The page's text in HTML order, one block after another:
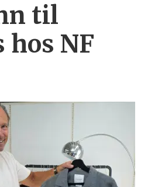
til
hos NF